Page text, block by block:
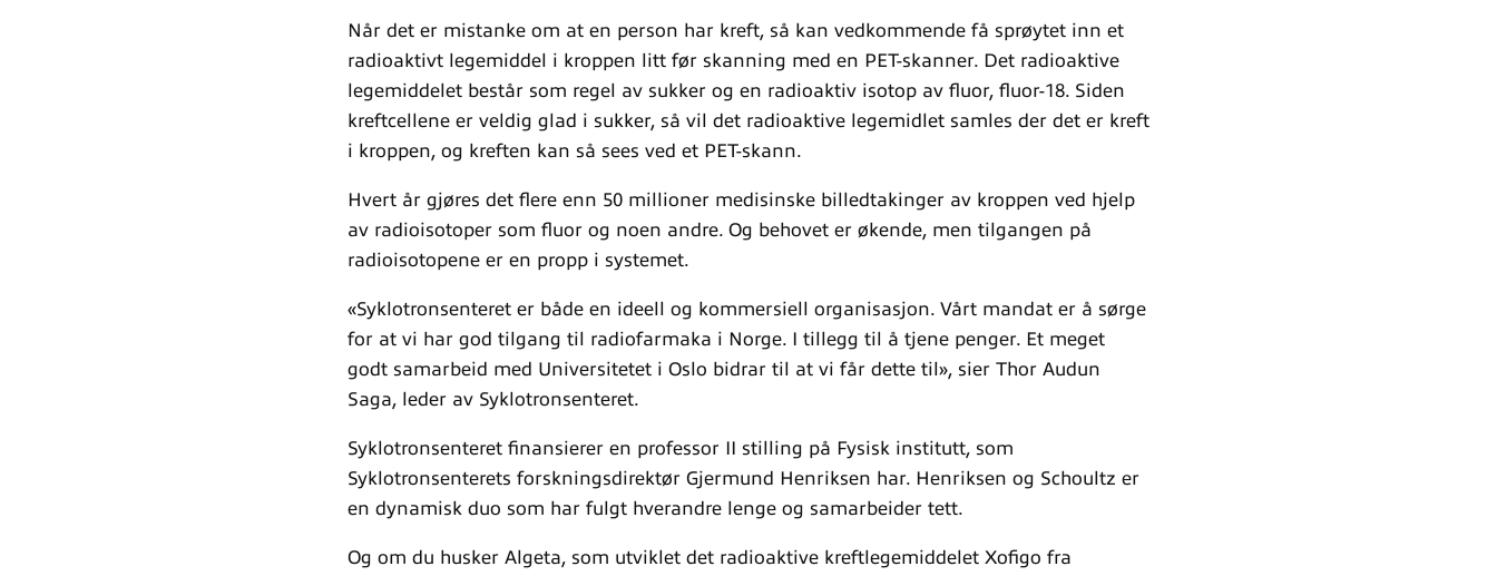
Når det er mistanke om at en person har kreft, så kan vedkommende få sprøytet inn et
radioaktivt legemiddel i kroppen litt før skanning med en PET-skanner. Det radioaktive
legemiddelet består som regel av sukker og en radioaktiv isotop av fluor, fluor-18. Siden
kreftcellene er veldig glad i sukker, så vil det radioaktive legemidlet samles der det er kreft
i kroppen, og kreften kan så sees ved et PET-skann.
Hvert år gjøres det flere enn 50 millioner medisinske billedtakinger av kroppen ved hjelp
av radioisotoper som fluor og noen andre. Og behovet er økende, men tilgangen på
radioisotopene er en propp i systemet.
«Syklotronsenteret er både en ideell og kommersiell organisasjon. Vårt mandat er å sørge
for at vi har god tilgang til radiofarmaka i Norge. I tillegg til å tjene penger. Et meget
godt samarbeid med Universitetet i Oslo bidrar til at vi får dette til», sier Thor Audun
Saga, leder av Syklotronsenteret.
Syklotronsenteret finansierer en professor II stilling på Fysisk institutt, som
Syklotronsenterets forskningsdirektør Gjermund Henriksen har. Henriksen og Schoultz er
en dynamisk duo som har fulgt hverandre lenge og samarbeider tett.
Og om du husker Algeta, som utviklet det radioaktive kreftlegemiddelet Xofigo fra